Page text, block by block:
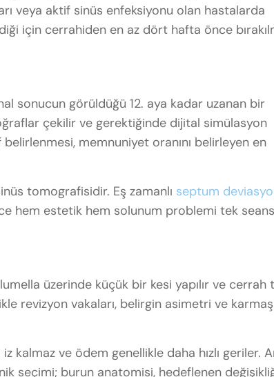
veya aktif sinüs enfeksiyonu olan hastalarda
için cerrahiden en az dört hafta önce
sonucun görüldüğü 12. aya kadar uzanan bir
çekilir ve gerektiğinde dijital simülasyon
memnuniyet oranını belirleyen en
tomografisidir. Eş zamanlı septum
hem estetik hem solunum problemi tek
üzerinde küçük bir kesi yapılır ve cerrah
revizyon vakaları, belirgin asimetri ve
kalmaz ve ödem genellikle daha hızlı geriler.
seçimi; burun anatomisi, hedeflenen